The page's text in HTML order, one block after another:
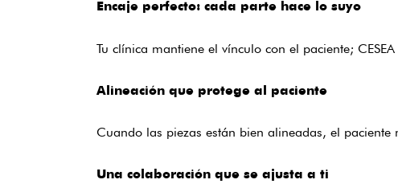
Encaje perfecto: cada parte hace lo suyo
Tu clínica mantiene el vínculo con el paciente;
Alineación que protege al paciente
Cuando las piezas están bien alineadas, el
Una colaboración que se ajusta a ti